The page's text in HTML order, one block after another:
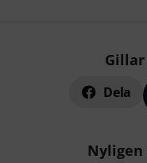
Gillar
Dela